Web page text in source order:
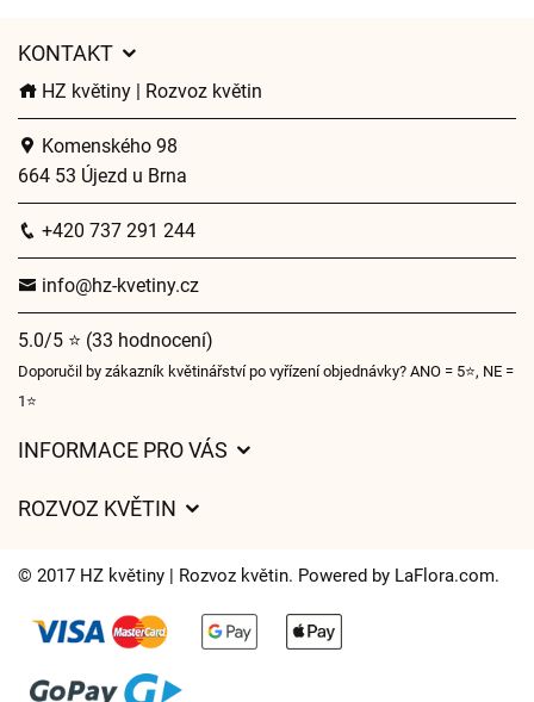
KONTAKT
HZ květiny | Rozvoz květin
Komenského 98
664 53 Újezd u Brna
+420 737 291 244
info@hz-kvetiny.cz
5.0/5 ⭐ (33 hodnocení)
Doporučil by zákazník květinářství po vyřízení objednávky? ANO = 5⭐, NE =
1⭐
INFORMACE PRO VÁS
O nás
Časy doručení květin – přehled možností
ROZVOZ KVĚTIN
Kam doručujeme květiny
Cookies
© 2017 HZ květiny | Rozvoz květin. Powered by LaFlora.com.